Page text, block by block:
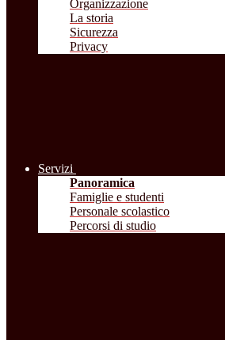
Organizzazione
La storia
Sicurezza
Privacy
Servizi
Panoramica
Famiglie e studenti
Personale scolastico
Percorsi di studio